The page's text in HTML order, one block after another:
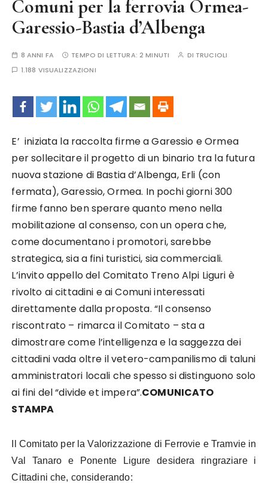
Comuni per la ferrovia Ormea-
Garessio-Bastia d’Albenga
8 ANNI FA TEMPO DI LETTURA:2 MINUTI DI TRUCIOLI
1.188 VISUALIZZAZIONI
E’ iniziata la raccolta firme a Garessio e Ormea
per sollecitare il progetto di un binario tra la futura
nuova stazione di Bastia d’Albenga, Erli (con
fermata), Garessio, Ormea. In pochi giorni 300
firme fanno ben sperare quanto meno nella
mobilitazione al consenso, con un opera che,
come documentano i promotori, sarebbe
strategica, sia a fini turistici, sia commerciali.
L’invito appello del Comitato Treno Alpi Liguri è
rivolto ai cittadini e ai Comuni interessati
direttamente dalla proposta. “Il consenso
riscontrato – rimarca il Comitato – sta a
dimostrare come l’intelligenza e la saggezza dei
cittadini vada oltre il vetero-campanilismo di taluni
amministratori locali che spesso si distinguono solo
ai fini del “divide et impera”.COMUNICATO
STAMPA
Il Comitato per la Valorizzazione di Ferrovie e Tramvie in
Val Tanaro e Ponente Ligure desidera ringraziare i
Cittadini che, considerando: